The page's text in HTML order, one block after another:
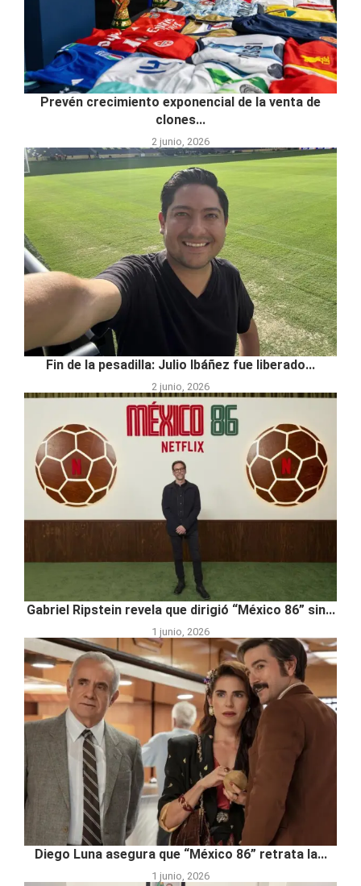
Prevén crecimiento exponencial de la venta de
clones...
2 junio, 2026
Fin de la pesadilla: Julio Ibáñez fue liberado...
2 junio, 2026
Gabriel Ripstein revela que dirigió “México 86” sin...
1 junio, 2026
Diego Luna asegura que “México 86” retrata la...
1 junio, 2026